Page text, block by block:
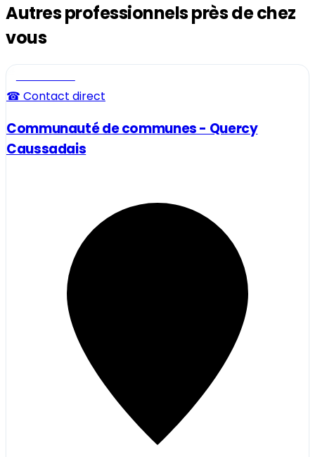
Autres professionnels près de chez
vous
☎ Contact direct
Communauté de communes - Quercy
Caussadais